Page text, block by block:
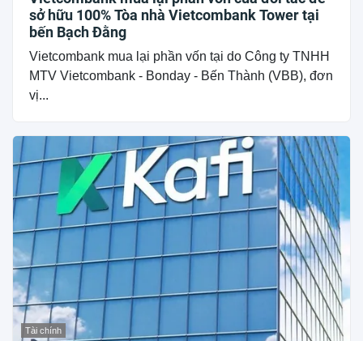
sở hữu 100% Tòa nhà Vietcombank Tower tại
bến Bạch Đằng
Vietcombank mua lại phần vốn tại do Công ty TNHH
MTV Vietcombank - Bonday - Bến Thành (VBB), đơn
vị...
Tài chính